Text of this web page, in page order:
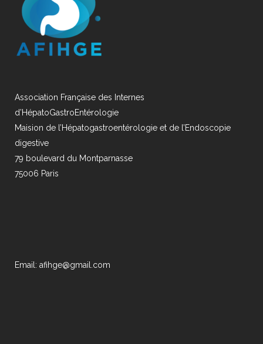
Association Française des Internes
d’HépatoGastroEntérologie
Maision de l’Hépatogastroentérologie et de l’Endoscopie
digestive
79 boulevard du Montparnasse
75006 Paris
Email: afihge@gmail.com